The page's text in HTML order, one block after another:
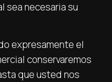
sea necesaria su
expresamente el
conservaremos
que usted nos